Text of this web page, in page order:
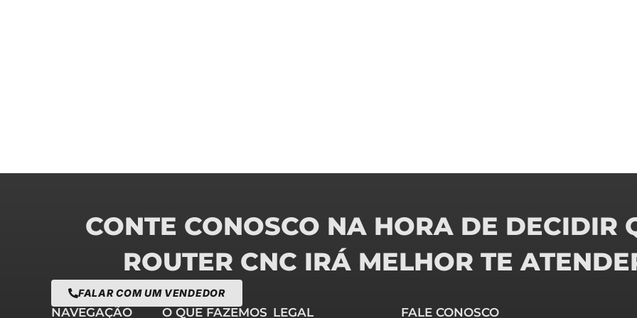
CONTE CONOSCO NA HORA DE DECIDIR
ROUTER CNC IRÁ MELHOR TE
FALAR COM UM VENDEDOR
NAVEGAÇÃO O QUE FAZEMOS LEGAL FALE CONOSCO